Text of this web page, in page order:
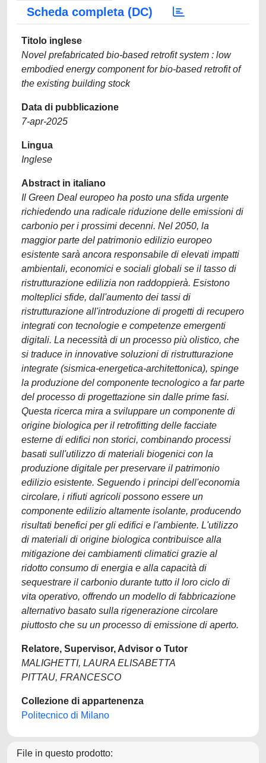
Scheda completa (DC)
Titolo inglese
Novel prefabricated bio-based retrofit system : low
embodied energy component for bio-based retrofit of
the existing building stock
Data di pubblicazione
7-apr-2025
Lingua
Inglese
Abstract in italiano
Il Green Deal europeo ha posto una sfida urgente
richiedendo una radicale riduzione delle emissioni di
carbonio per i prossimi decenni. Nel 2050, la
maggior parte del patrimonio edilizio europeo
esistente sarà ancora responsabile di elevati impatti
ambientali, economici e sociali globali se il tasso di
ristrutturazione edilizia non raddoppierà. Esistono
molteplici sfide, dall'aumento dei tassi di
ristrutturazione all'introduzione di progetti di recupero
integrati con tecnologie e competenze emergenti
digitali. La necessità di un processo più olistico, che
si traduce in innovative soluzioni di ristrutturazione
integrate (sismica-energetica-architettonica), spinge
la produzione del componente tecnologico a far parte
del processo di progettazione sin dalle prime fasi.
Questa ricerca mira a sviluppare un componente di
origine biologica per il retrofitting delle facciate
esterne di edifici non storici, combinando processi
basati sull'utilizzo di materiali biogenici con la
produzione digitale per preservare il patrimonio
edilizio esistente. Seguendo i principi dell'economia
circolare, i rifiuti agricoli possono essere un
componente edilizio altamente isolante, producendo
risultati benefici per gli edifici e l'ambiente. L'utilizzo
di materiali di origine biologica contribuisce alla
mitigazione dei cambiamenti climatici grazie al
ridotto consumo di energia e alla capacità di
sequestrare il carbonio durante tutto il loro ciclo di
vita operativo, offrendo un modello di fabbricazione
alternativo basato sulla rigenerazione circolare
piuttosto che su un processo di emissione di aperto.
Relatore, Supervisor, Advisor o Tutor
MALIGHETTI, LAURA ELISABETTA
PITTAU, FRANCESCO
Collezione di appartenenza
Politecnico di Milano
File in questo prodotto: